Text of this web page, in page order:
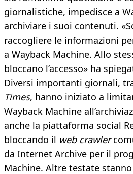
giornalistiche, impedisce a
archiviare i suoi contenuti.
raccogliere le informazioni
a Wayback Machine. Allo
bloccano l’accesso» ha
Diversi importanti giornali,
Times, hanno iniziato a
Wayback Machine
anche la piattaforma social
bloccando il web crawler
da Internet Archive per il
Machine. Altre testate